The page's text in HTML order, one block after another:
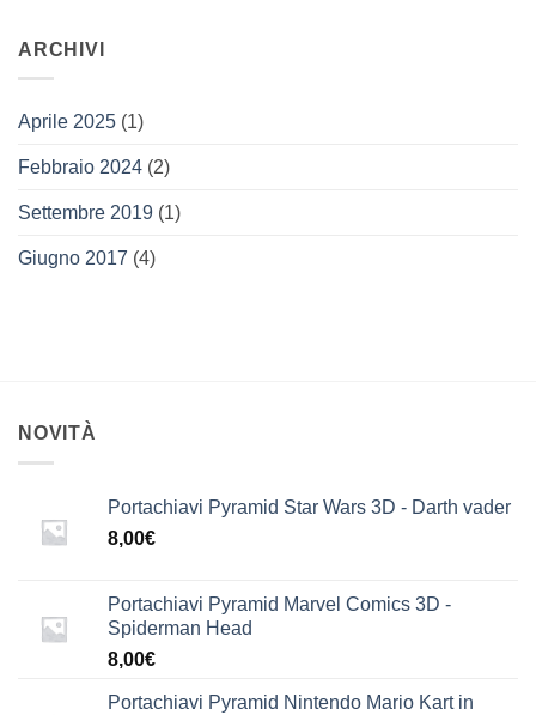
ARCHIVI
Aprile 2025 (1)
Febbraio 2024 (2)
Settembre 2019 (1)
Giugno 2017 (4)
NOVITÀ
Portachiavi Pyramid Star Wars 3D - Darth vader
8,00€
Portachiavi Pyramid Marvel Comics 3D -
Spiderman Head
8,00€
Portachiavi Pyramid Nintendo Mario Kart in